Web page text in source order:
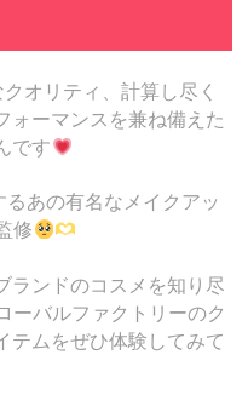
オリティ、計算し尽く
ォーマンスを兼ね備えた
です
るあの有名なメイクアッ
修
ランドのコスメを知り尽
ーバルファクトリーのク
テムをぜひ体験してみて